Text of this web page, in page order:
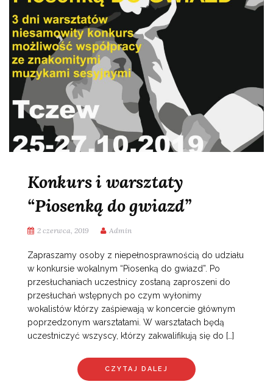
Konkurs i warsztaty
“Piosenką do gwiazd”
2 czerwca, 2019 Admin
Zapraszamy osoby z niepełnosprawnością do udziału
w konkursie wokalnym “Piosenką do gwiazd”. Po
przesłuchaniach uczestnicy zostaną zaproszeni do
przesłuchań wstępnych po czym wyłonimy
wokalistów którzy zaśpiewają w koncercie głównym
poprzedzonym warsztatami. W warsztatach będą
uczestniczyć wszyscy, którzy zakwalifikują się do […]
CZYTAJ DALEJ